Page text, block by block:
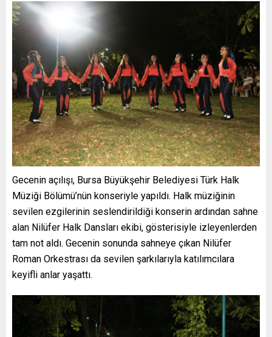
Gecenin açılışı, Bursa Büyükşehir Belediyesi Türk Halk
Müziği Bölümü’nün konseriyle yapıldı. Halk müziğinin
sevilen ezgilerinin seslendirildiği konserin ardından sahne
alan Nilüfer Halk Dansları ekibi, gösterisiyle izleyenlerden
tam not aldı. Gecenin sonunda sahneye çıkan Nilüfer
Roman Orkestrası da sevilen şarkılarıyla katılımcılara
keyifli anlar yaşattı.